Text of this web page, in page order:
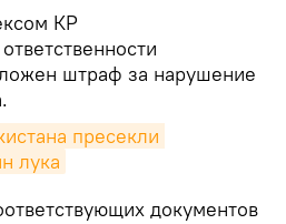
КР
штраф за нарушение
пресекли
лука
документов